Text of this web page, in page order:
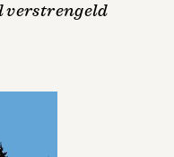
verstrengeld